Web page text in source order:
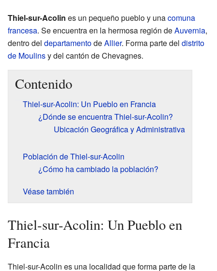
Thiel-sur-Acolin es un pequeño pueblo y unacomuna
francesa. Se encuentra en la hermosa región deAuvernia,
dentro del departamentodeAllier. Forma parte del distrito
de Moulinsy del cantón de Chevagnes.
Contenido
Thiel-sur-Acolin: Un Pueblo en Francia
¿Dónde se encuentra Thiel-sur-Acolin?
Ubicación Geográfica y Administrativa
Población de Thiel-sur-Acolin
¿Cómo ha cambiado la población?
Véase también
Thiel-sur-Acolin: Un Pueblo en
Francia
Thiel-sur-Acolin es una localidad que forma parte de la